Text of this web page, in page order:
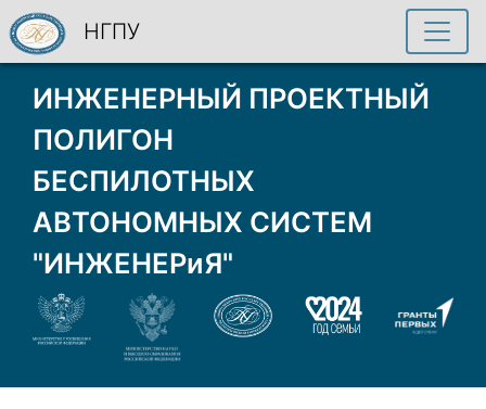
ИНЖЕНЕРНЫЙ ПРОЕКТНЫЙ
ПОЛИГОН
БЕСПИЛОТНЫХ
АВТОНОМНЫХ СИСТЕМ
"ИНЖЕНЕРиЯ"
НГПУ